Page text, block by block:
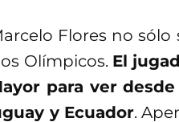
Flores no
Olímpicos. El
para ver
y Ecuador.